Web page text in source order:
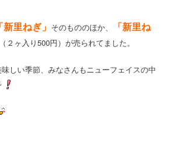
「新里ねぎ」 そのもののほか、
「新里ね
（２ヶ入り500円）が売られてました。
しい季節、みなさんもニューフェイスの中